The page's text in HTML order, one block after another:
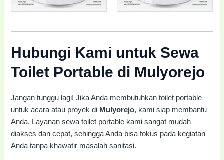
Hubungi Kami untuk Sewa
Toilet Portable di Mulyorejo
Jangan tunggu lagi! Jika Anda membutuhkan toilet portable
untuk acara atau proyek di Mulyorejo, kami siap membantu
Anda. Layanan sewa toilet portable kami sangat mudah
diakses dan cepat, sehingga Anda bisa fokus pada kegiatan
Anda tanpa khawatir masalah sanitasi.